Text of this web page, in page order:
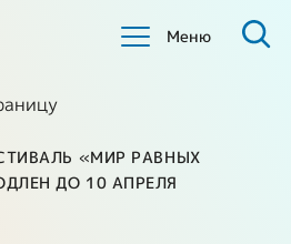
Меню
«МИР РАВНЫХ
ДО 10 АПРЕЛЯ